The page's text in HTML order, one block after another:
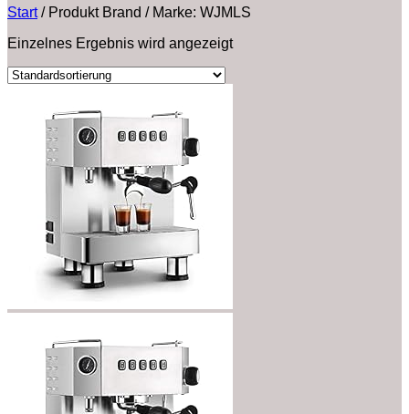
Start /Produkt Brand /Marke: WJMLS
Einzelnes Ergebnis wird angezeigt